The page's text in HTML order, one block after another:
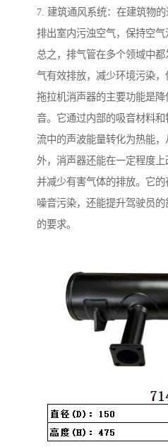
7. 建筑通风系统：在建筑物
排出室内污浊空气，保持空气
总之，排气管在多个领域中
气有效排放，减少环境污染，
拖拉机消声器的主要功能是
音。它通过内部的吸音材料
流中的声波能量转化为热能
外，消声器还能在一定程度上
并减少有害气体的排放。它
噪音污染，还能提升驾驶员
的要求。